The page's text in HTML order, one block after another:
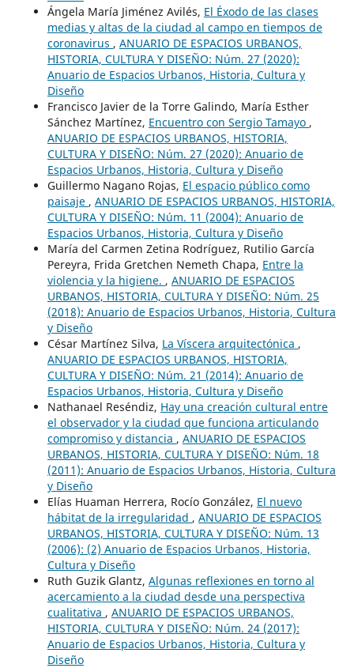
Ángela María Jiménez Avilés, El Éxodo de las clases
medias y altas de la ciudad al campo en tiempos de
coronavirus , ANUARIO DE ESPACIOS URBANOS,
HISTORIA, CULTURA Y DISEÑO: Núm. 27 (2020):
Anuario de Espacios Urbanos, Historia, Cultura y
Diseño
Francisco Javier de la Torre Galindo, María Esther
Sánchez Martínez, Encuentro con Sergio Tamayo ,
ANUARIO DE ESPACIOS URBANOS, HISTORIA,
CULTURA Y DISEÑO: Núm. 27 (2020): Anuario de
Espacios Urbanos, Historia, Cultura y Diseño
Guillermo Nagano Rojas, El espacio público como
paisaje , ANUARIO DE ESPACIOS URBANOS, HISTORIA,
CULTURA Y DISEÑO: Núm. 11 (2004): Anuario de
Espacios Urbanos, Historia, Cultura y Diseño
María del Carmen Zetina Rodríguez, Rutilio García
Pereyra, Frida Gretchen Nemeth Chapa, Entre la
violencia y la higiene. , ANUARIO DE ESPACIOS
URBANOS, HISTORIA, CULTURA Y DISEÑO: Núm. 25
(2018): Anuario de Espacios Urbanos, Historia, Cultura
y Diseño
César Martínez Silva, La Víscera arquitectónica ,
ANUARIO DE ESPACIOS URBANOS, HISTORIA,
CULTURA Y DISEÑO: Núm. 21 (2014): Anuario de
Espacios Urbanos, Historia, Cultura y Diseño
Nathanael Reséndiz, Hay una creación cultural entre
el observador y la ciudad que funciona articulando
compromiso y distancia , ANUARIO DE ESPACIOS
URBANOS, HISTORIA, CULTURA Y DISEÑO: Núm. 18
(2011): Anuario de Espacios Urbanos, Historia, Cultura
y Diseño
Elías Huaman Herrera, Rocío González, El nuevo
hábitat de la irregularidad , ANUARIO DE ESPACIOS
URBANOS, HISTORIA, CULTURA Y DISEÑO: Núm. 13
(2006): (2) Anuario de Espacios Urbanos, Historia,
Cultura y Diseño
Ruth Guzik Glantz, Algunas reflexiones en torno al
acercamiento a la ciudad desde una perspectiva
cualitativa , ANUARIO DE ESPACIOS URBANOS,
HISTORIA, CULTURA Y DISEÑO: Núm. 24 (2017):
Anuario de Espacios Urbanos, Historia, Cultura y
Diseño